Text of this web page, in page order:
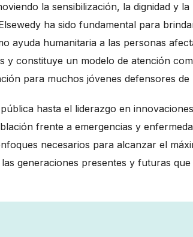
la sensibilización, la dignidad y
ha sido fundamental para
ayuda humanitaria a las personas
constituye un modelo de atención
para muchos jóvenes defensores de
hasta el liderazgo en
frente a emergencias y
necesarios para alcanzar el
generaciones presentes y futuras